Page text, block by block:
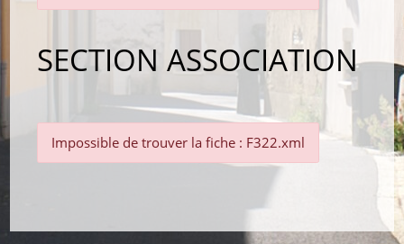
SECTION ASSOCIATION
Impossible de trouver la fiche : F322.xml